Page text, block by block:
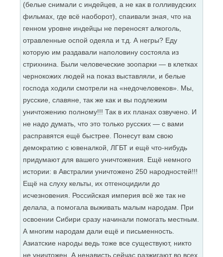
(белые снимали с индейцев, а не как в голливудских
фильмах, где всё наоборот), спаивали зная, что на
генном уровне индейцы не переносят алкоголь,
отравленные оспой одеяла и т.д. А негры? Еду
которую им раздавали наполовину состояла из
стрихнина. Были человеческие зоопарки — в клетках
чернокожих людей на показ выставляли, и белые
господа ходили смотрели на «недочеловеков». Мы,
русские, славяне, так же как и вы подлежим
уничтожению полному!!! Так в их планах озвучено. И
не надо думать, что это только русских — с вами
расправятся ещё быстрее. Понесут вам свою
демократию с ювеналкой, ЛГБТ и ещё что-нибудь
придумают для вашего уничтожения. Ещё немного
истории: в Австралии уничтожено 250 народностей!!!
Ещё на слуху кельты, их отгеноцидили до
исчезновения. Российская империя всё же так не
делала, а помогала выживать малым народам. При
освоении Сибири сразу начинали помогать местным.
А многим народам дали ещё и письменность.
Азиатские народы ведь тоже все существуют, никто
не уничтожен. А ненависть сейчас разжигают во всех